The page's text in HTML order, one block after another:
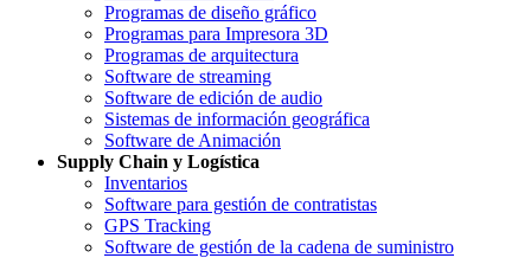
Programas de diseño gráfico
Programas para Impresora 3D
Programas de arquitectura
Software de streaming
Software de edición de audio
Sistemas de información geográfica
Software de Animación
Supply Chain y Logística
Inventarios
Software para gestión de contratistas
GPS Tracking
Software de gestión de la cadena de suministro